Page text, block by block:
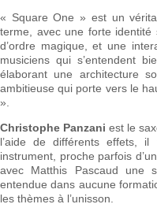
« Square One » est un
terme, avec une forte identité
d’ordre magique, et une
musiciens qui s’entendent
élaborant une architecture
ambitieuse qui porte vers le
».
Christophe Panzaniest le
l’aide de différents effets,
instrument, proche parfois
avec Matthis Pascaud une
entendue dans aucune
les thèmes à l’unisson.